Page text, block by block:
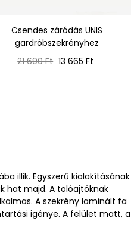
Csendes záródás UNIS
gardróbszekrényhez
Normál
21 690 Ft Ár
13 665 Ft
illik. Egyszerű kialakításának
hat majd. A tolóajtóknak
A szekrény laminált fa
igénye. A felület matt,